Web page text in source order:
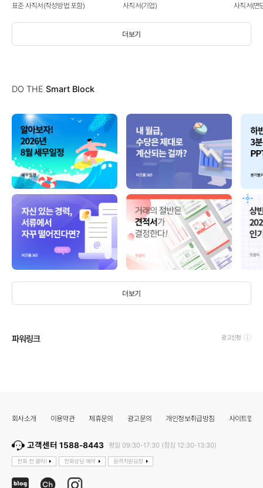
더보기
표준 사직서(작성방법 포함) 사직서(기업) 사직서(면
DO THE Smart Block
더보기
파워링크 광고신청
회사소개 이용약관 제휴문의 광고문의 개인정보취급방침 사이트맵
고객센터 1588-8443 평일 09:30-17:30 (점심 12:30-13:30)
전화 전 클릭! 전화상담 예약 원격지원요청